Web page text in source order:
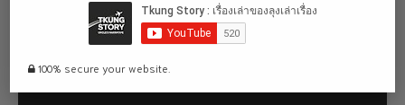
เที่ยวฮ่องกง จะหลงได้ยังไง EP2
100% secure your website.